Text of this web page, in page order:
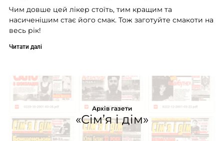
Чим довше цей лікер стоїть, тим кращим та
насиченішим стає його смак. Тож заготуйте смакоти на
весь рік!
Читати далі
Архів газети
«Сім’я і дім»